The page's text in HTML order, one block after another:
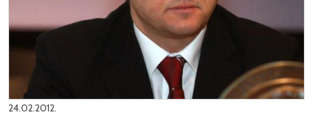
24.02.2012.